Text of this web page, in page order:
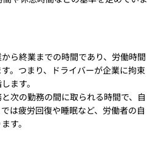
ら終業までの時間であり、労働時間
。つまり、ドライバーが企業に拘束
ます。
次の勤務の間に取られる時間で、自
は疲労回復や睡眠など、労働者の自
す。